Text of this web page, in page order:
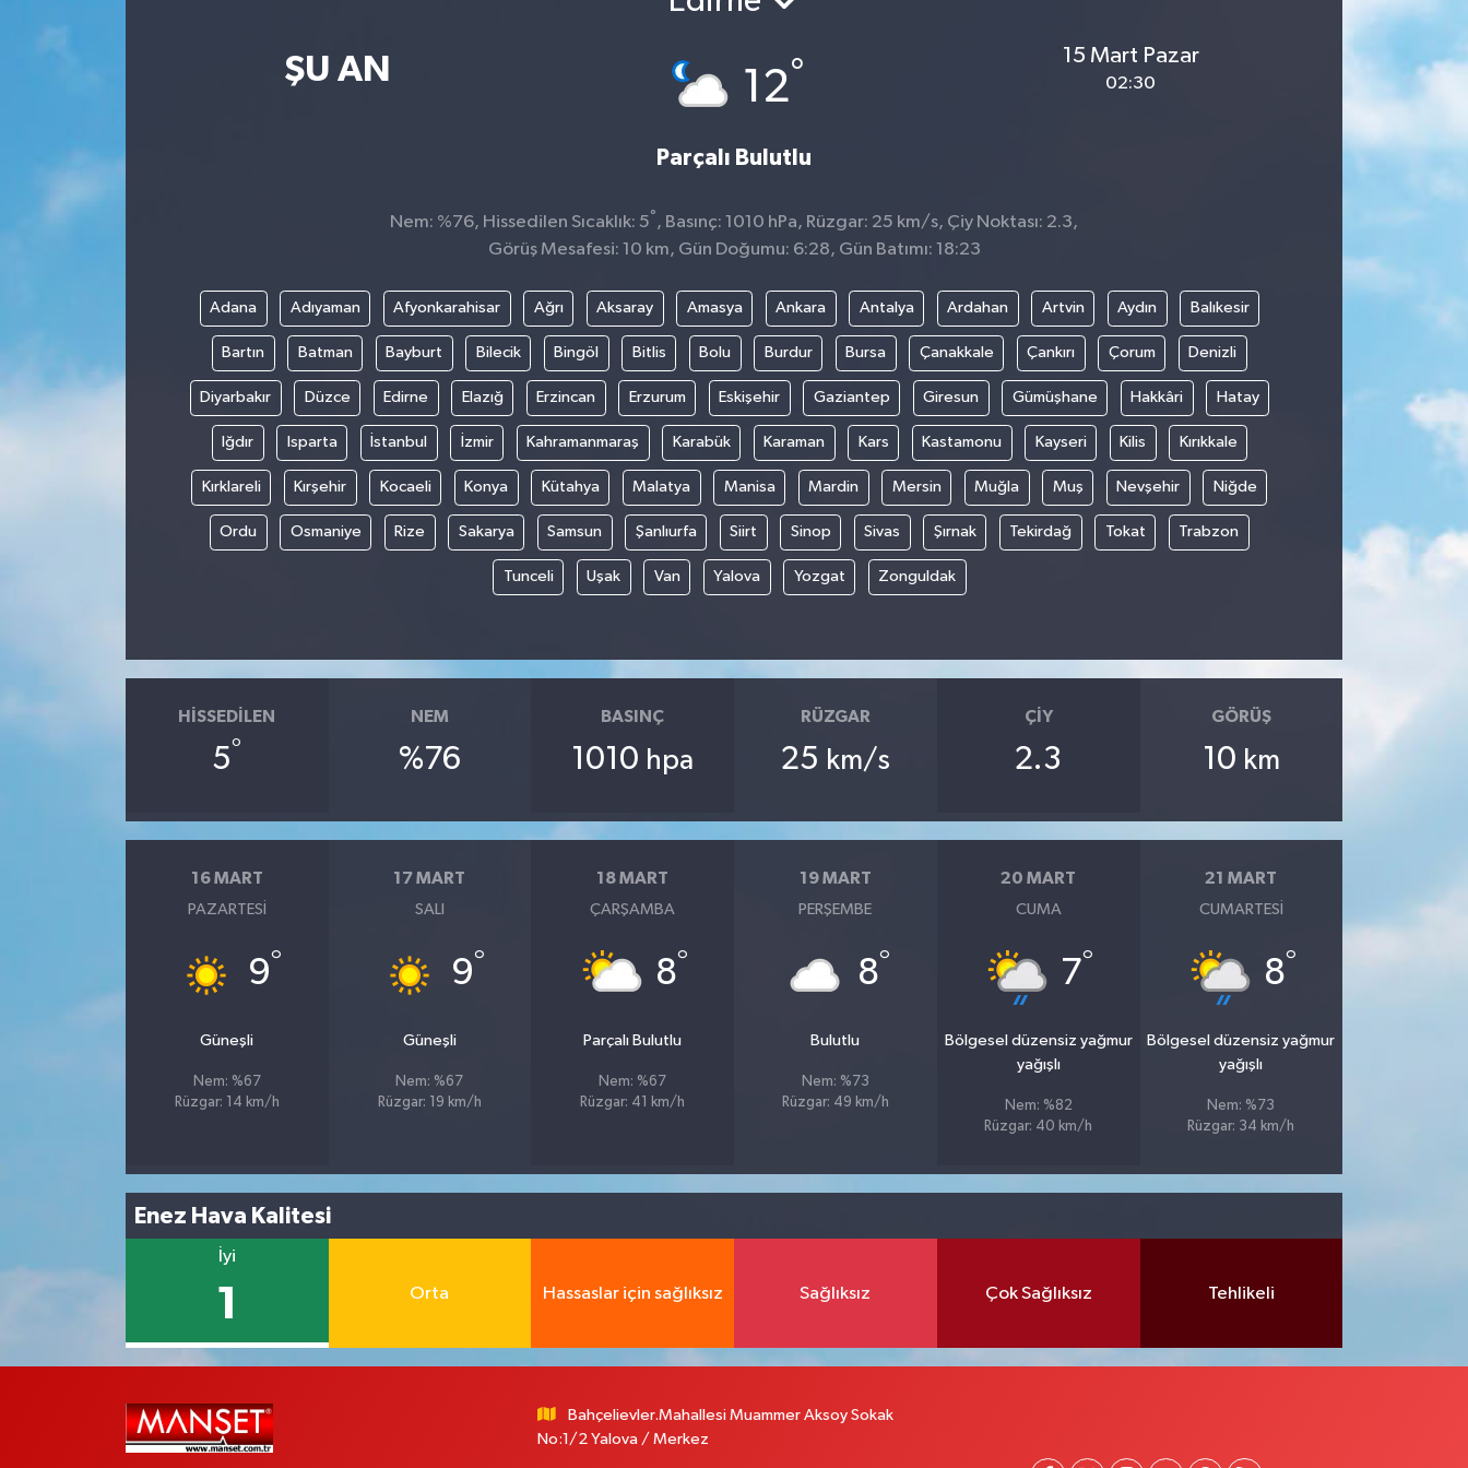
ŞU AN 12°
Parçalı Bulutlu
15 Mart Pazar
02:30
Nem: %76, Hissedilen Sıcaklık: 5° , Basınç: 1010 hPa, Rüzgar: 25 km/s, Çiy Noktası: 2.3,
Görüş Mesafesi: 10 km, Gün Doğumu: 6:28, Gün Batımı: 18:23
Adana Adıyaman Afyonkarahisar Ağrı Aksaray Amasya Ankara Antalya Ardahan Artvin Aydın Balıkesir
Bartın Batman Bayburt Bilecik Bingöl Bitlis Bolu Burdur Bursa Çanakkale Çankırı Çorum Denizli
Diyarbakır Düzce Edirne Elazığ Erzincan Erzurum Eskişehir Gaziantep Giresun Gümüşhane Hakkâri Hatay
Iğdır Isparta İstanbul İzmir Kahramanmaraş Karabük Karaman Kars Kastamonu Kayseri Kilis Kırıkkale
Kırklareli Kırşehir Kocaeli Konya Kütahya Malatya Manisa Mardin Mersin Muğla Muş Nevşehir Niğde
Ordu Osmaniye Rize Sakarya Samsun Şanlıurfa Siirt Sinop Sivas Şırnak Tekirdağ Tokat Trabzon
Tunceli Uşak Van Yalova Yozgat Zonguldak
HISSEDILEN
5°
NEM
%76
BASINÇ
1010 hpa
RÜZGAR
25 km/s
ÇIY
2.3
GÖRÜŞ
10 km
16 MART
PAZARTESI
9°
Güneşli
Nem: %67
Rüzgar: 14 km/h
17 MART
SALI
9°
Güneşli
Nem: %67
Rüzgar: 19 km/h
18 MART
ÇARŞAMBA
8°
Parçalı Bulutlu
Nem: %67
Rüzgar: 41 km/h
19 MART
PERŞEMBE
8°
Bulutlu
Nem: %73
Rüzgar: 49 km/h
20 MART
CUMA
7°
Bölgesel düzensiz yağmur
yağışlı
Nem: %82
Rüzgar: 40 km/h
21 MART
CUMARTESI
8°
Bölgesel düzensiz yağmur
yağışlı
Nem: %73
Rüzgar: 34 km/h
Enez Hava Kalitesi
İyi
1 Orta Hassaslar için sağlıksız Sağlıksız Çok Sağlıksız Tehlikeli
Bahçelievler.Mahallesi Muammer Aksoy Sokak
No:1/2 Yalova / Merkez